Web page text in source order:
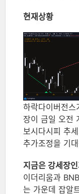
현재상황
장이 금일 오전
보시다시피
추가조정을
지금은
이더리움과
는 가운데